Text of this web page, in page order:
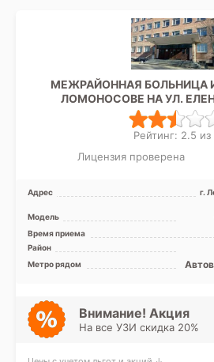
МЕЖРАЙОННАЯ БОЛЬНИЦА
ЛОМОНОСОВЕ НА УЛ.
Рейтинг: 2.5 из
Лицензия проверена
Адрес
г.
Модель
Время приема
Район
Метро рядом
Внимание! Акция
На все УЗИ скидка 20%